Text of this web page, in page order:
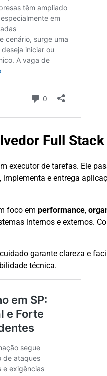
Full
executor de tarefas. Ele
e entrega
foco em performance,
internos e externos.
garante clareza e
técnica.